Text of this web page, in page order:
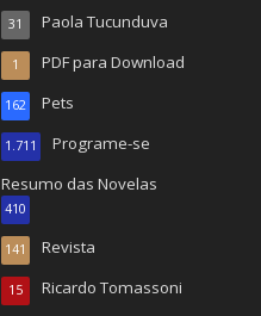
Paola Tucunduva
31
PDF para Download
1
Pets
162
Programe-se
1.711
Resumo das Novelas
410
Revista
141
Ricardo Tomassoni
15